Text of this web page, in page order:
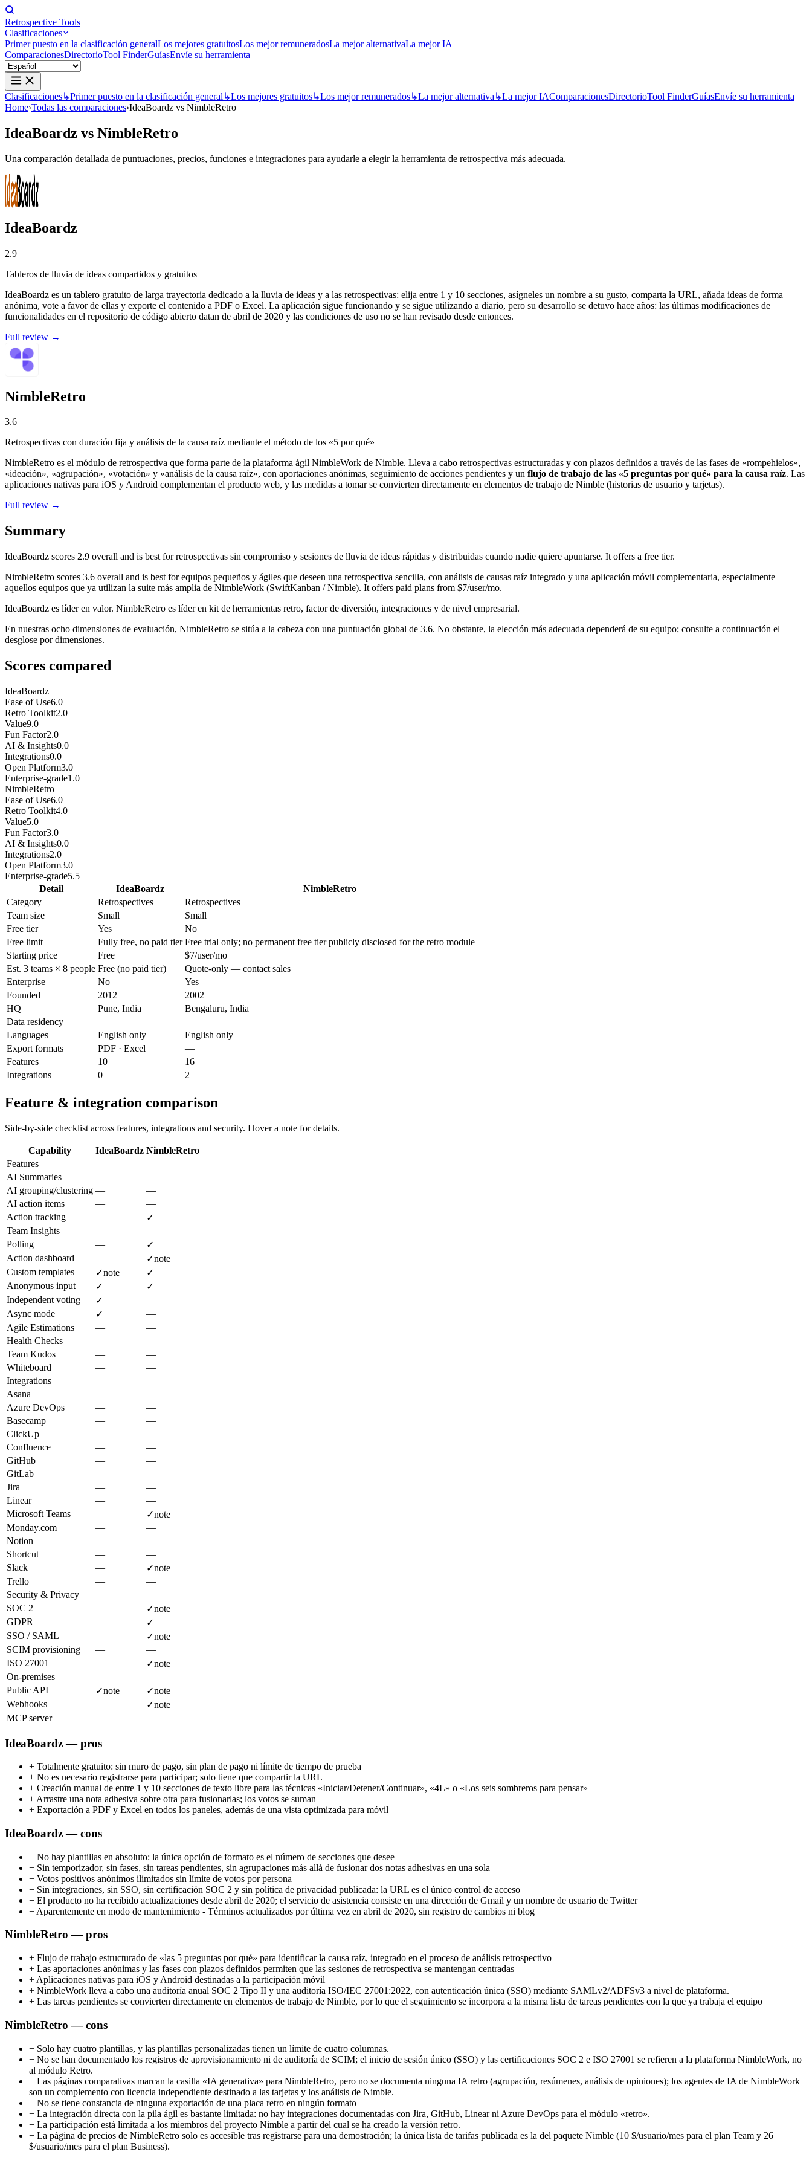
Retrospective Tools
Clasificaciones
Primer puesto en la clasificación generalLos mejores gratuitosLos mejor remuneradosLa mejor alternativaLa mejor IA
ComparacionesDirectorioTool FinderGuíasEnvíe su herramienta
Clasificaciones↳Primer puesto en la clasificación general ↳Los mejores gratuitos↳Los mejor remunerados↳La mejor alternativa ↳La mejor IAComparacionesDirectorioTool FinderGuíasEnvíe su herramienta
Home›Todas las comparaciones›IdeaBoardz vs NimbleRetro
IdeaBoardz vs NimbleRetro
Una comparación detallada de puntuaciones, precios, funciones e integraciones para ayudarle a elegir la herramienta de retrospectiva más adecuada.
IdeaBoardz
2.9
Tableros de lluvia de ideas compartidos y gratuitos
IdeaBoardz es un tablero gratuito de larga trayectoria dedicado a la lluvia de ideas y a las retrospectivas: elija entre 1 y 10 secciones, asígneles un nombre a su gusto, comparta la URL, añada ideas de forma
anónima, vote a favor de ellas y exporte el contenido a PDF o Excel. La aplicación sigue funcionando y se sigue utilizando a diario, pero su desarrollo se detuvo hace años: las últimas modificaciones de
funcionalidades en el repositorio de código abierto datan de abril de 2020 y las condiciones de uso no se han revisado desde entonces.
Full review →
NimbleRetro
3.6
Retrospectivas con duración fija y análisis de la causa raíz mediante el método de los «5 por qué»
NimbleRetro es el módulo de retrospectiva que forma parte de la plataforma ágil NimbleWork de Nimble. Lleva a cabo retrospectivas estructuradas y con plazos definidos a través de las fases de «rompehielos»,
«ideación», «agrupación», «votación» y «análisis de la causa raíz», con aportaciones anónimas, seguimiento de acciones pendientes y un flujo de trabajo de las «5 preguntas por qué» para la causa raíz. Las
aplicaciones nativas para iOS y Android complementan el producto web, y las medidas a tomar se convierten directamente en elementos de trabajo de Nimble (historias de usuario y tarjetas).
Full review →
Summary
IdeaBoardz scores 2.9 overall and is best for retrospectivas sin compromiso y sesiones de lluvia de ideas rápidas y distribuidas cuando nadie quiere apuntarse. It offers a free tier.
NimbleRetro scores 3.6 overall and is best for equipos pequeños y ágiles que deseen una retrospectiva sencilla, con análisis de causas raíz integrado y una aplicación móvil complementaria, especialmente
aquellos equipos que ya utilizan la suite más amplia de NimbleWork (SwiftKanban / Nimble). It offers paid plans from $7/user/mo.
IdeaBoardz es líder en valor. NimbleRetro es líder en kit de herramientas retro, factor de diversión, integraciones y de nivel empresarial.
En nuestras ocho dimensiones de evaluación, NimbleRetro se sitúa a la cabeza con una puntuación global de 3.6. No obstante, la elección más adecuada dependerá de su equipo; consulte a continuación el
desglose por dimensiones.
Scores compared
IdeaBoardz
Ease of Use6.0
Retro Toolkit2.0
Value9.0
Fun Factor2.0
AI & Insights0.0
Integrations0.0
Open Platform3.0
Enterprise-grade1.0
NimbleRetro
Ease of Use6.0
Retro Toolkit4.0
Value5.0
Fun Factor3.0
AI & Insights0.0
Integrations2.0
Open Platform3.0
Enterprise-grade5.5
Detail
IdeaBoardz
NimbleRetro
Category
Retrospectives
Retrospectives
Team size
Small
Small
Free tier
Yes
No
Free limit
Fully free, no paid tier Free trial only; no permanent free tier publicly disclosed for the retro module
Starting price
Free
$7/user/mo
Est. 3 teams × 8 people Free (no paid tier)
Quote-only — contact sales
Enterprise
No
Yes
Founded
2012
2002
HQ
Pune, India
Bengaluru, India
Data residency
—
—
Languages
English only
English only
Export formats
PDF · Excel
—
Features
10
16
Integrations
0 2
Feature & integration comparison
Side-by-side checklist across features, integrations and security. Hover a note for details.
Capability IdeaBoardz NimbleRetro
Features
AI Summaries
—
—
AI grouping/clustering —
—
AI action items
—
—
Action tracking
—
✓
Team Insights
—
—
Polling
—
✓
Action dashboard
— ✓note
Custom templates
✓note
✓
Anonymous input
✓
✓
Independent voting
✓
—
Async mode
✓
—
Agile Estimations
—
—
Health Checks
—
—
Team Kudos
—
—
Whiteboard
—
—
Integrations
Asana
—
—
Azure DevOps
—
—
Basecamp
—
—
ClickUp
—
—
Confluence
—
—
GitHub
—
—
GitLab
—
—
Jira
—
—
Linear
—
—
Microsoft Teams
— ✓note
Monday.com
—
—
Notion
—
—
Shortcut
—
—
Slack
— ✓note
Trello
—
—
Security & Privacy
SOC 2
— ✓note
GDPR
—
✓
SSO / SAML
— ✓note
SCIM provisioning
—
—
ISO 27001
— ✓note
On-premises
—
—
Public API
✓note ✓note
Webhooks
— ✓note
MCP server
— —
IdeaBoardz — pros
+ Totalmente gratuito: sin muro de pago, sin plan de pago ni límite de tiempo de prueba
+ No es necesario registrarse para participar; solo tiene que compartir la URL
+ Creación manual de entre 1 y 10 secciones de texto libre para las técnicas «Iniciar/Detener/Continuar», «4L» o «Los seis sombreros para pensar»
+ Arrastre una nota adhesiva sobre otra para fusionarlas; los votos se suman
+ Exportación a PDF y Excel en todos los paneles, además de una vista optimizada para móvil
IdeaBoardz — cons
− No hay plantillas en absoluto: la única opción de formato es el número de secciones que desee
− Sin temporizador, sin fases, sin tareas pendientes, sin agrupaciones más allá de fusionar dos notas adhesivas en una sola
− Votos positivos anónimos ilimitados sin límite de votos por persona
− Sin integraciones, sin SSO, sin certificación SOC 2 y sin política de privacidad publicada: la URL es el único control de acceso
− El producto no ha recibido actualizaciones desde abril de 2020; el servicio de asistencia consiste en una dirección de Gmail y un nombre de usuario de Twitter
− Aparentemente en modo de mantenimiento - Términos actualizados por última vez en abril de 2020, sin registro de cambios ni blog
NimbleRetro — pros
+ Flujo de trabajo estructurado de «las 5 preguntas por qué» para identificar la causa raíz, integrado en el proceso de análisis retrospectivo
+ Las aportaciones anónimas y las fases con plazos definidos permiten que las sesiones de retrospectiva se mantengan centradas
+ Aplicaciones nativas para iOS y Android destinadas a la participación móvil
+ NimbleWork lleva a cabo una auditoría anual SOC 2 Tipo II y una auditoría ISO/IEC 27001:2022, con autenticación única (SSO) mediante SAMLv2/ADFSv3 a nivel de plataforma.
+ Las tareas pendientes se convierten directamente en elementos de trabajo de Nimble, por lo que el seguimiento se incorpora a la misma lista de tareas pendientes con la que ya trabaja el equipo
NimbleRetro — cons
− Solo hay cuatro plantillas, y las plantillas personalizadas tienen un límite de cuatro columnas.
− No se han documentado los registros de aprovisionamiento ni de auditoría de SCIM; el inicio de sesión único (SSO) y las certificaciones SOC 2 e ISO 27001 se refieren a la plataforma NimbleWork, no
al módulo Retro.
− Las páginas comparativas marcan la casilla «IA generativa» para NimbleRetro, pero no se documenta ninguna IA retro (agrupación, resúmenes, análisis de opiniones); los agentes de IA de NimbleWork
son un complemento con licencia independiente destinado a las tarjetas y los análisis de Nimble.
− No se tiene constancia de ninguna exportación de una placa retro en ningún formato
− La integración directa con la pila ágil es bastante limitada: no hay integraciones documentadas con Jira, GitHub, Linear ni Azure DevOps para el módulo «retro».
− La participación está limitada a los miembros del proyecto Nimble a partir del cual se ha creado la versión retro.
− La página de precios de NimbleRetro solo es accesible tras registrarse para una demostración; la única lista de tarifas publicada es la del paquete Nimble (10 $/usuario/mes para el plan Team y 26
$/usuario/mes para el plan Business).